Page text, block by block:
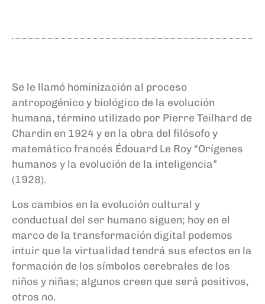
Se le llamó hominización al proceso
antropogénico y biológico de la evolución
humana, término utilizado por Pierre Teilhard de
Chardin en 1924 y en la obra del filósofo y
matemático francés Édouard Le Roy “Orígenes
humanos y la evolución de la inteligencia”
(1928).
Los cambios en la evolución cultural y
conductual del ser humano siguen; hoy en el
marco de la transformación digital podemos
intuir que la virtualidad tendrá sus efectos en la
formación de los símbolos cerebrales de los
niños y niñas; algunos creen que será positivos,
otros no.